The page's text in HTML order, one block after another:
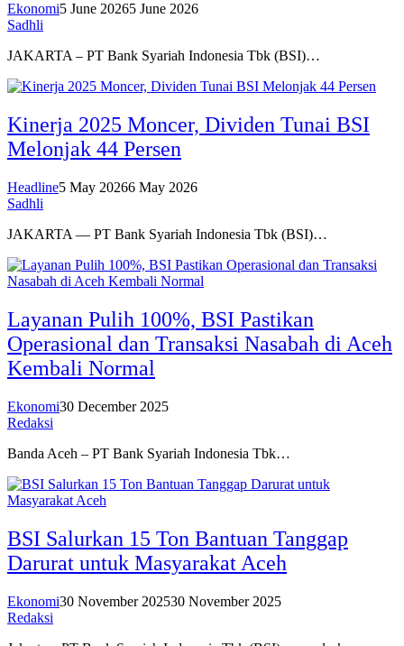
Ekonomi5 June 20265 June 2026
Sadhli
JAKARTA – PT Bank Syariah Indonesia Tbk (BSI)…
Kinerja 2025 Moncer, Dividen Tunai BSI
Melonjak 44 Persen
Headline5 May 20266 May 2026
Sadhli
JAKARTA — PT Bank Syariah Indonesia Tbk (BSI)…
Layanan Pulih 100%, BSI Pastikan
Operasional dan Transaksi Nasabah di Aceh
Kembali Normal
Ekonomi30 December 2025
Redaksi
Banda Aceh – PT Bank Syariah Indonesia Tbk…
BSI Salurkan 15 Ton Bantuan Tanggap
Darurat untuk Masyarakat Aceh
Ekonomi30 November 202530 November 2025
Redaksi